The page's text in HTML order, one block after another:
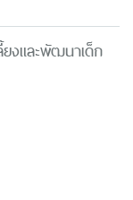
ยงและพัฒนาเด็ก